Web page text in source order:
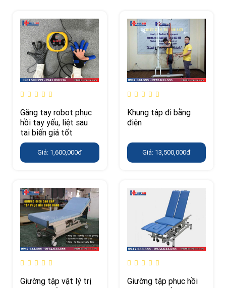
Găng tay robot phục
hồi tay yếu, liệt sau
tai biến giá tốt
Giá: 1,600,000đ
Khung tập đi bằng
điện
Giá: 13,500,000đ
Giường tập vật lý trị
Giường tập phục hồi